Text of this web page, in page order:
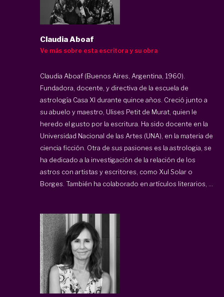
Claudia Aboaf
Ve más sobre esta escritora y su obra
Claudia Aboaf (Buenos Aires, Argentina, 1960).
Fundadora, docente, y directiva de la escuela de
astrología Casa XI durante quince años. Creció junto a
su abuelo y maestro, Ulises Petit de Murat, quien le
heredo el gusto por la escritura. Ha sido docente en la
Universidad Nacional de las Artes (UNA), en la materia de
ciencia ficción. Otra de sus pasiones es la astrologia, se
ha dedicado a la investigación de la relación de los
astros con artistas y escritores, como Xul Solar o
Borges. También ha colaborado en artículos literarios, ...